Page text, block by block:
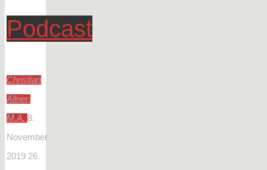
Podcast
Christian
Allner,
M.A. 8.
November
2019 26.